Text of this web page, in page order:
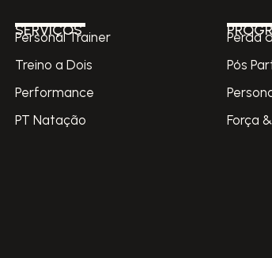
SERVIÇOS
Personal Trainer
Treino a Dois
Performance
PT Natação
Perda
Pós
Força